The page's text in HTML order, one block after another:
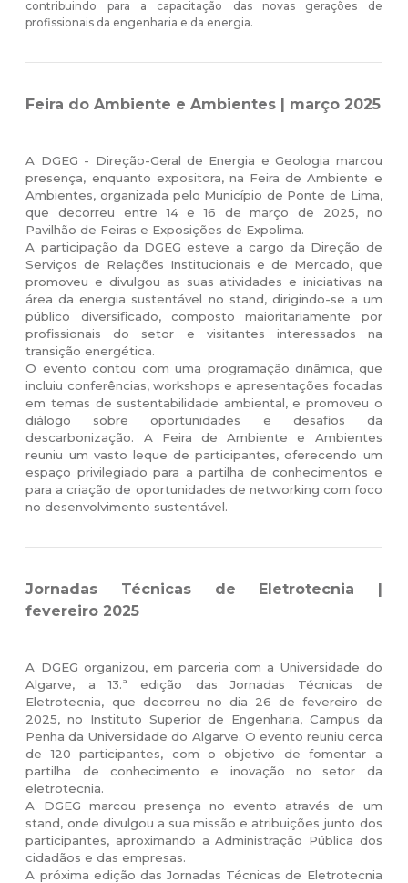
contribuindo para a capacitação das novas gerações de
profissionais da engenharia e da energia.
Feira do Ambiente e Ambientes | março 2025
A DGEG - Direção-Geral de Energia e Geologia marcou
presença, enquanto expositora, na Feira de Ambiente e
Ambientes, organizada pelo Município de Ponte de Lima,
que decorreu entre 14 e 16 de março de 2025, no
Pavilhão de Feiras e Exposições de Expolima.
A participação da DGEG esteve a cargo da Direção de
Serviços de Relações Institucionais e de Mercado, que
promoveu e divulgou as suas atividades e iniciativas na
área da energia sustentável no stand, dirigindo-se a um
público diversificado, composto maioritariamente por
profissionais do setor e visitantes interessados na
transição energética.
O evento contou com uma programação dinâmica, que
incluiu conferências, workshops e apresentações focadas
em temas de sustentabilidade ambiental, e promoveu o
diálogo sobre oportunidades e desafios da
descarbonização. A Feira de Ambiente e Ambientes
reuniu um vasto leque de participantes, oferecendo um
espaço privilegiado para a partilha de conhecimentos e
para a criação de oportunidades de networking com foco
no desenvolvimento sustentável.
Jornadas Técnicas de Eletrotecnia |
fevereiro 2025
A DGEG organizou, em parceria com a Universidade do
Algarve, a 13.ª edição das Jornadas Técnicas de
Eletrotecnia, que decorreu no dia 26 de fevereiro de
2025, no Instituto Superior de Engenharia, Campus da
Penha da Universidade do Algarve. O evento reuniu cerca
de 120 participantes, com o objetivo de fomentar a
partilha de conhecimento e inovação no setor da
eletrotecnia.
A DGEG marcou presença no evento através de um
stand, onde divulgou a sua missão e atribuições junto dos
participantes, aproximando a Administração Pública dos
cidadãos e das empresas.
A próxima edição das Jornadas Técnicas de Eletrotecnia